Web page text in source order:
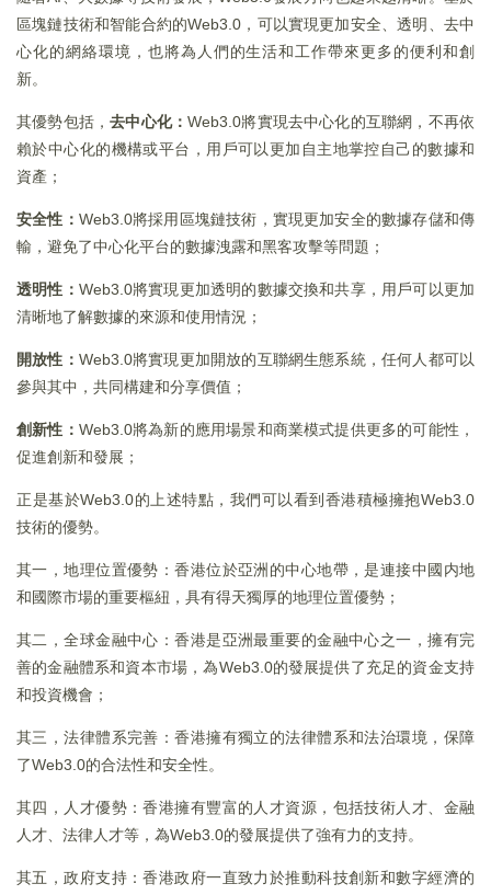
區塊鏈技術和智能合約的Web3.0，可以實現更加安全、透明、去中
心化的網絡環境，也將為人們的生活和工作帶來更多的便利和創
新。
其優勢包括，去中心化：Web3.0將實現去中心化的互聯網，不再依
賴於中心化的機構或平台，用戶可以更加自主地掌控自己的數據和
資產；
安全性： Web3.0將採用區塊鏈技術，實現更加安全的數據存儲和傳
輸，避免了中心化平台的數據洩露和黑客攻擊等問題；
透明性： Web3.0將實現更加透明的數據交換和共享，用戶可以更加
清晰地了解數據的來源和使用情況；
開放性： Web3.0將實現更加開放的互聯網生態系統，任何人都可以
參與其中，共同構建和分享價值；
創新性： Web3.0將為新的應用場景和商業模式提供更多的可能性，
促進創新和發展；
正是基於Web3.0的上述特點，我們可以看到香港積極擁抱Web3.0
技術的優勢。
其一，地理位置優勢：香港位於亞洲的中心地帶，是連接中國内地
和國際市場的重要樞紐，具有得天獨厚的地理位置優勢；
其二，全球金融中心：香港是亞洲最重要的金融中心之一，擁有完
善的金融體系和資本市場，為Web3.0的發展提供了充足的資金支持
和投資機會；
其三，法律體系完善：香港擁有獨立的法律體系和法治環境，保障
了Web3.0的合法性和安全性。
其四，人才優勢：香港擁有豐富的人才資源，包括技術人才、金融
人才、法律人才等，為Web3.0的發展提供了強有力的支持。
其五，政府支持：香港政府一直致力於推動科技創新和數字經濟的